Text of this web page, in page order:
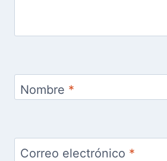
Nombre *
Correo electrónico *